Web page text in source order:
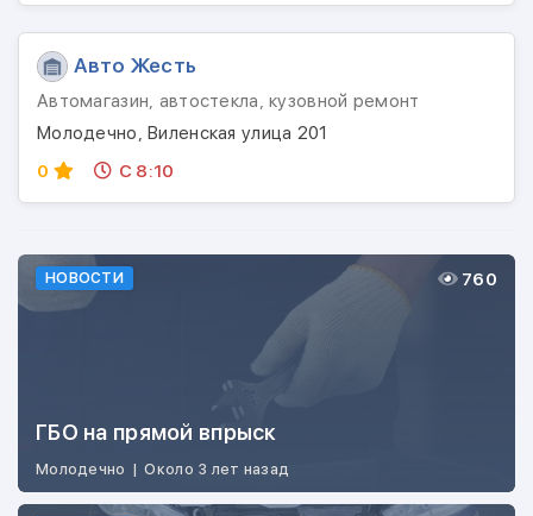
Авто Жесть
Автомагазин, автостекла, кузовной ремонт
Молодечно, Виленская улица 201
0
С 8:10
НОВОСТИ
ГБО на прямой впрыск
Молодечно | Около 3 лет назад
760